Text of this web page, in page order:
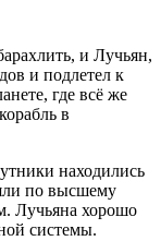
и Лучьян,
и подлетел к
где всё же
в
находились
по высшему
Лучьяна хорошо
системы.